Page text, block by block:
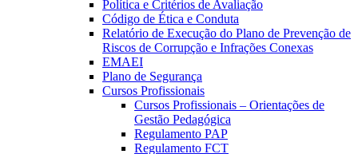
Política e Critérios de Avaliação
Código de Ética e Conduta
Relatório de Execução do Plano de Prevenção de
Riscos de Corrupção e Infrações Conexas
EMAEI
Plano de Segurança
Cursos Profissionais
Cursos Profissionais – Orientações de
Gestão Pedagógica
Regulamento PAP
Regulamento FCT